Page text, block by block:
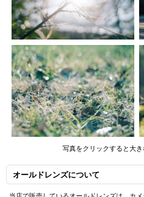
写真をクリックすると大
オールドレンズについて